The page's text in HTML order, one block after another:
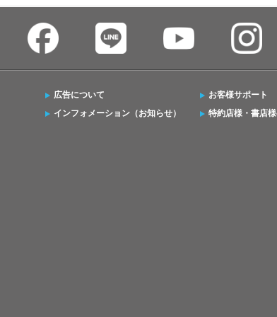
広告について
インフォメーション（お知らせ）
お客様サポート
特約店様・書店